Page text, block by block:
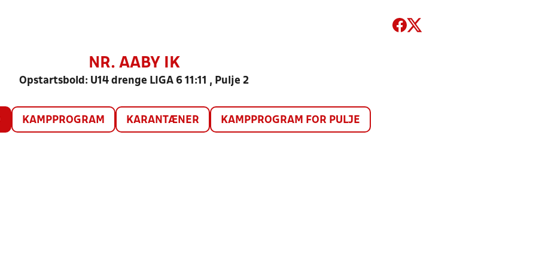
NR. AABY IK
Opstartsbold: U14 drenge LIGA 6 11:11 , Pulje 2
KAMPPROGRAM KARANTÆNER KAMPPROGRAM FOR PULJE